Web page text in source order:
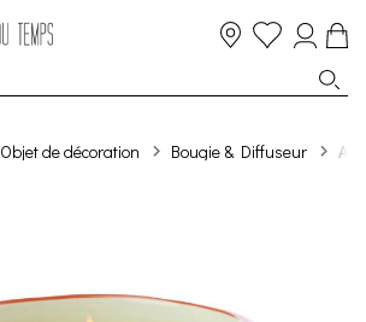
Objet de décoration Bougie & Diffuseur A